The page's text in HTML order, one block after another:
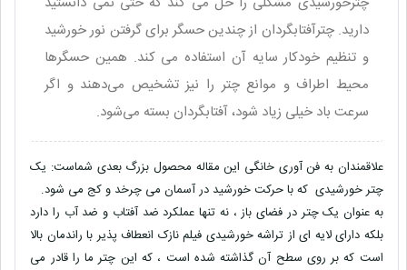
دارید. چترآفتابگردان از چندین حسگر برای گرفتن نور خورشید
و تنظیم خودکار سایه آن استفاده می کند. همین حسگرها
محیط اطراف و موانع چتر را نیز تشخیص می‌دهند و اگر
سرعت باد خیلی زیاد شود، آفتابگردان بسته می‌شود.
علاقمندان به فن آوری خانگی این مقاله محصول بزرگ بعدی شماست: یک
چتر خورشیدی که با حرکت خورشید در آسمان می چرخد و کج می شود.
به عنوان یک چتر در فضای باز ، نه تنها عملکرد ضد آفتاب و ضد آب را دارد
بلکه دارای لایه ای از تراشه خورشیدی فیلم نازک انعطاف پذیر با راندمان بالا
است که بر روی سطح آن گذاشته شده است ، که این چتر ما را قادر می